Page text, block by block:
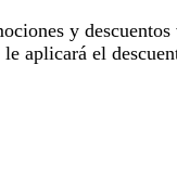
y
aplicará el